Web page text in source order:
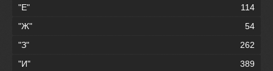
"Е"
114
"Ж"
54
"З"
262
"И"
389